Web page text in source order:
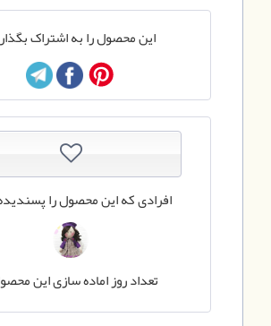
این محصول را به اشتراک
افرادی که این محصول را
تعداد روز اماده سازی این